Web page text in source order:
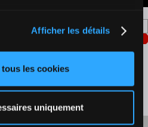
Afficher les détails
les cookies
uniquement